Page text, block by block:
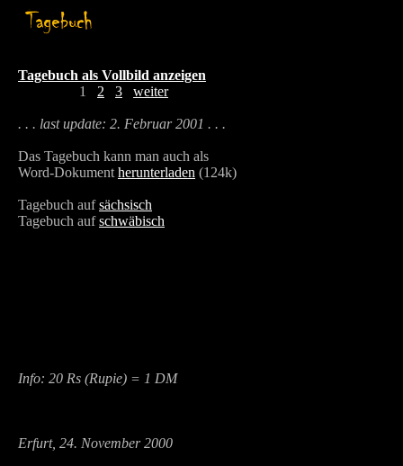
Tagebuch als Vollbild anzeigen
1 2 3 weiter
. . . last update: 2. Februar 2001 . . .
Das Tagebuch kann man auch als
Word-Dokument herunterladen (124k)
Tagebuch aufsächsisch
Tagebuch aufschwäbisch
Info: 20 Rs (Rupie) = 1 DM
Erfurt, 24. November 2000